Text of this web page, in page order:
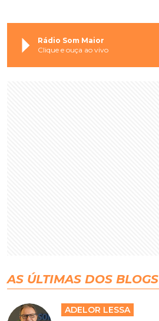
Rádio Som Maior
Clique e ouça ao vivo
AS ÚLTIMAS DOS BLOGS
ADELOR LESSA